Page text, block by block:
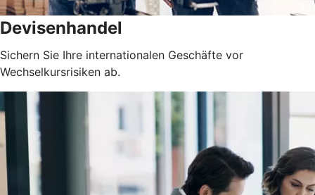
Devisenhandel
Sichern Sie Ihre internationalen Geschäfte vor
Wechselkursrisiken ab.